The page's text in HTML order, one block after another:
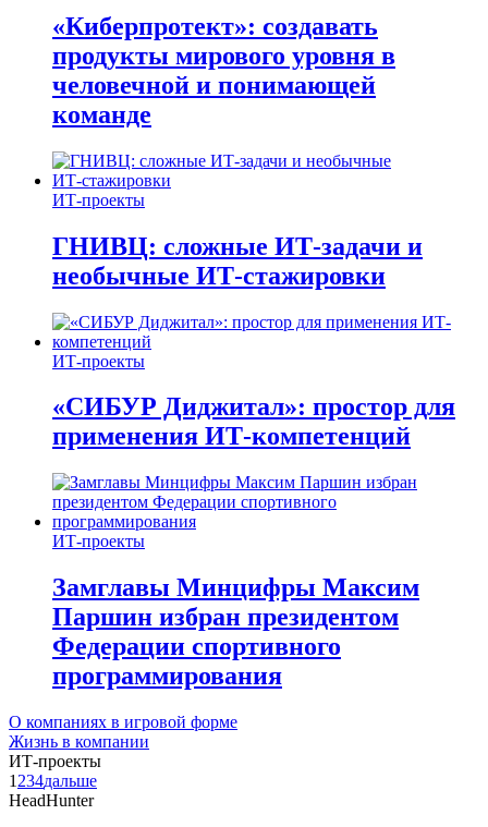
«Киберпротект»: создавать
продукты мирового уровня в
человечной и понимающей
команде
ИТ-проекты
ГНИВЦ: сложные ИТ‑задачи и
необычные ИТ‑стажировки
ИТ-проекты
«СИБУР Диджитал»: простор для
применения ИТ-компетенций
ИТ-проекты
Замглавы Минцифры Максим
Паршин избран президентом
Федерации спортивного
программирования
О компаниях в игровой форме
Жизнь в компании
ИТ-проекты
1 234дальше
HeadHunter